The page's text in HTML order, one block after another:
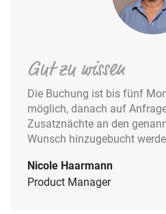
Gut zu wissen
Die Buchung ist bis fünf
möglich, danach auf
Zusatznächte an den
Wunsch hinzugebucht
Nicole Haarmann
Product Manager